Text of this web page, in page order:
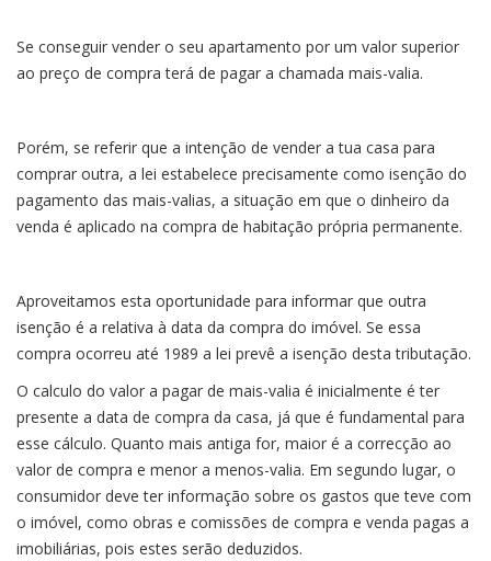
Se conseguir vender o seu apartamento por um valor superior
ao preço de compra terá de pagar a chamada mais-valia.
Porém, se referir que a intenção de vender a tua casa para
comprar outra, a lei estabelece precisamente como isenção do
pagamento das mais-valias, a situação em que o dinheiro da
venda é aplicado na compra de habitação própria permanente.
Aproveitamos esta oportunidade para informar que outra
isenção é a relativa à data da compra do imóvel. Se essa
compra ocorreu até 1989 a lei prevê a isenção desta tributação.
O calculo do valor a pagar de mais-valia é inicialmente é ter
presente a data de compra da casa, já que é fundamental para
esse cálculo. Quanto mais antiga for, maior é a correcção ao
valor de compra e menor a menos-valia. Em segundo lugar, o
consumidor deve ter informação sobre os gastos que teve com
o imóvel, como obras e comissões de compra e venda pagas a
imobiliárias, pois estes serão deduzidos.